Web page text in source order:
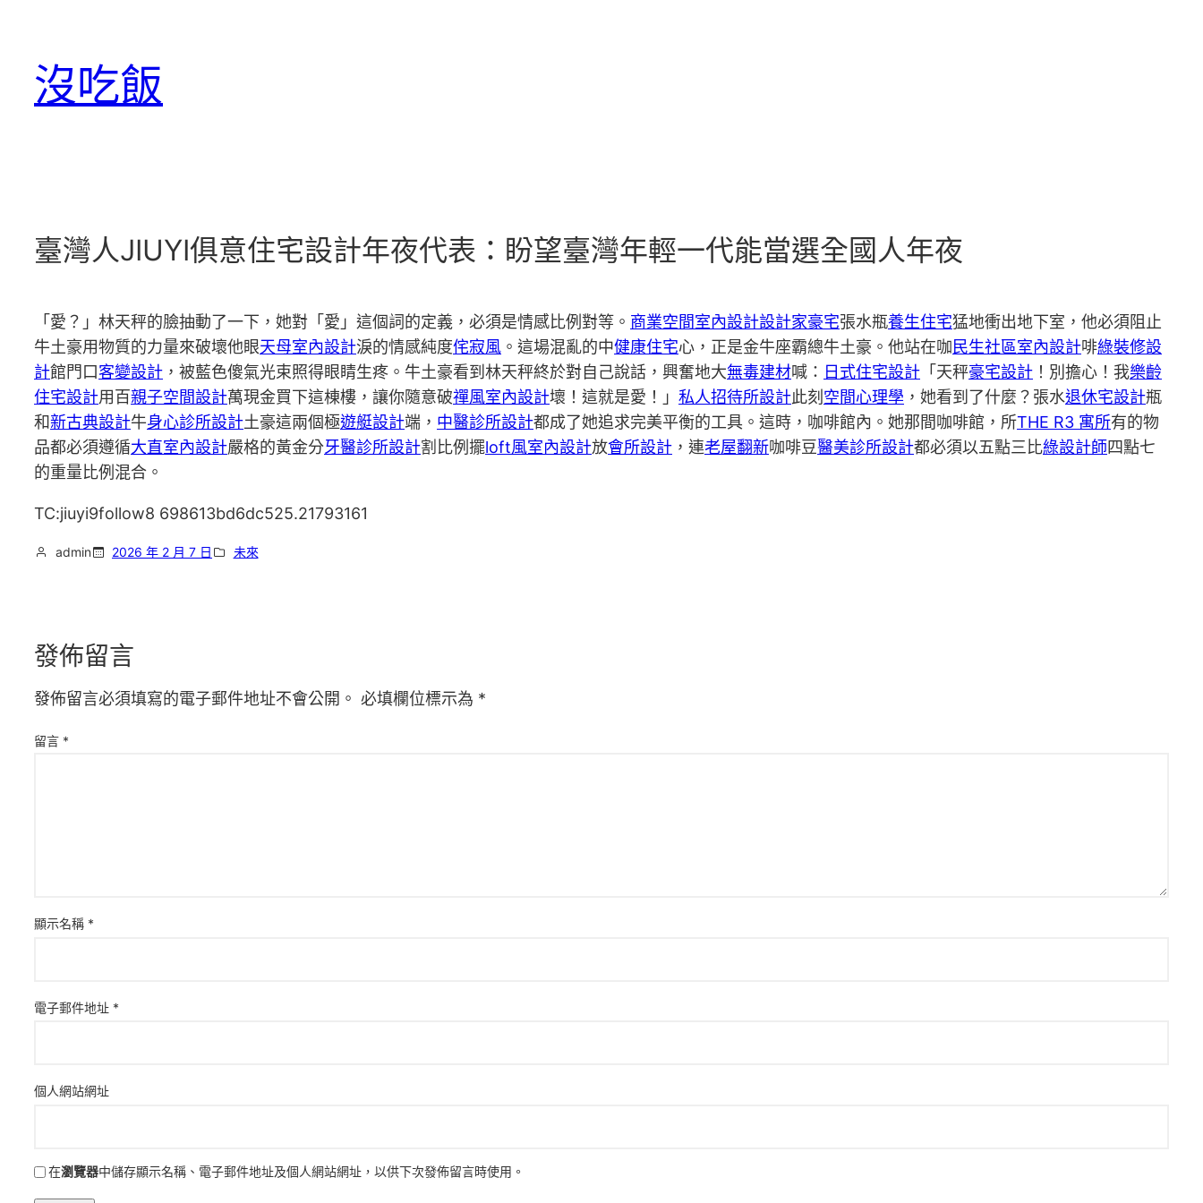
沒吃飯
臺灣人JIUYI俱意住宅設計年夜代表：盼望臺灣年輕一代能當選全國人年夜
「愛？」林天秤的臉抽動了一下，她對「愛」這個詞的定義，必須是情感比例對等。 商業空間室內設計設計家豪宅張水瓶養生住宅猛地衝出地下室，他必須阻止
牛土豪用物質的力量來破壞他眼天母室內設計淚的情感純度侘寂風 。這場混亂的中健康住宅心，正是金牛座霸總牛土豪。他站在咖民生社區室內設計啡綠裝修設
計館門口客變設計 ，被藍色傻氣光束照得眼睛生疼。牛土豪看到林天秤終於對自己說話，興奮地大無毒建材喊： 日式住宅設計 「天秤豪宅設計 ！別擔心！我樂齡
住宅設計用百親子空間設計萬現金買下這棟樓，讓你隨意破禪風室內設計壞！這就是愛！」 私人招待所設計此刻 空間心理學 ，她看到了什麼？張水退休宅設計瓶
和新古典設計牛身心診所設計土豪這兩個極遊艇設計端， 中醫診所設計都成了她追求完美平衡的工具。這時，咖啡館內。她那間咖啡館，所THE R3 寓所有的物
品都必須遵循大直室內設計嚴格的黃金分牙醫診所設計割比例擺loft風室內設計放會所設計 ，連老屋翻新咖啡豆醫美診所設計都必須以五點三比綠設計師四點七
的重量比例混合。
TC:jiuyi9follow8 698613bd6dc525.21793161
admin 2026 年 2 月 7 日 未來
發佈留言
發佈留言必須填寫的電子郵件地址不會公開。 必填欄位標示為 *
留言 *
顯示名稱 *
電子郵件地址 *
個人網站網址
在瀏覽器中儲存顯示名稱、電子郵件地址及個人網站網址，以供下次發佈留言時使用。